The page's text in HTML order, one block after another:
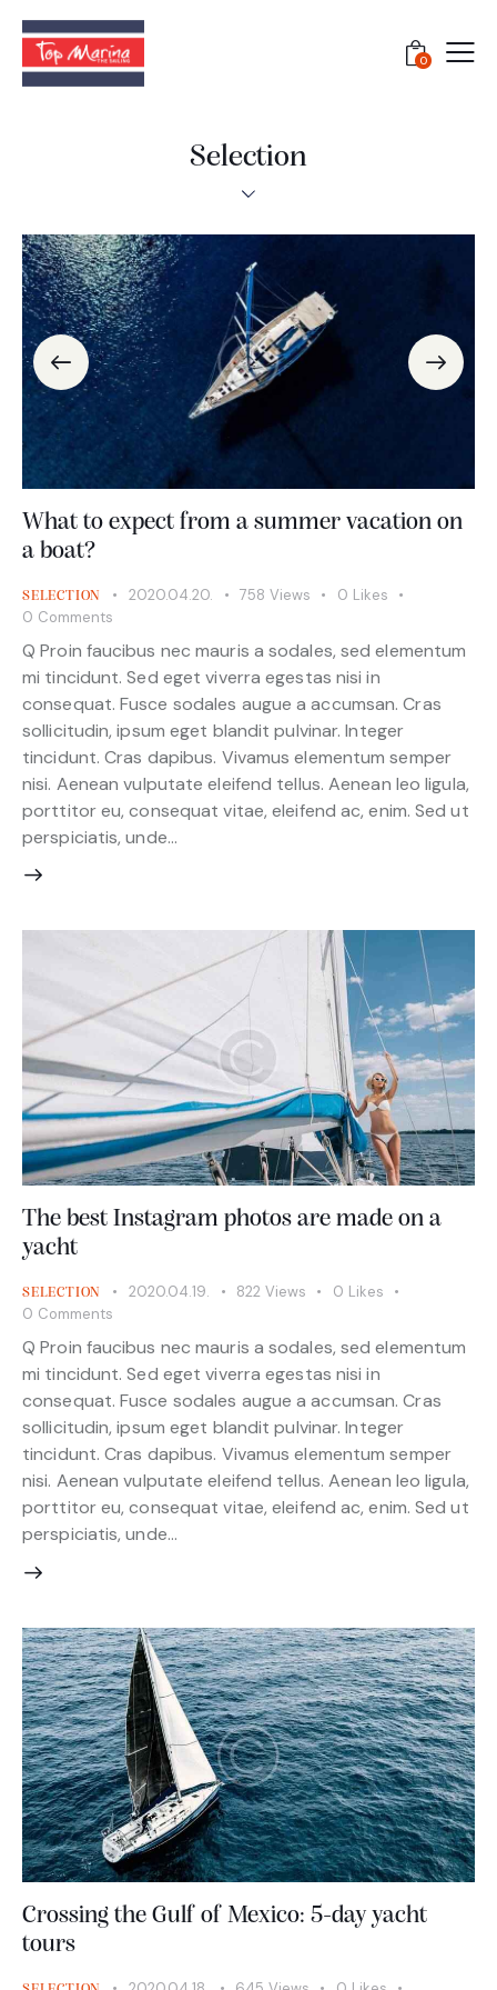
0
Selection
What to expect from a summer vacation on
a boat?
SELECTION 2020.04.20. 758 Views 0 Likes
0 Comments
Q Proin faucibus nec mauris a sodales, sed elementum
mi tincidunt. Sed eget viverra egestas nisi in
consequat. Fusce sodales augue a accumsan. Cras
sollicitudin, ipsum eget blandit pulvinar. Integer
tincidunt. Cras dapibus. Vivamus elementum semper
nisi. Aenean vulputate eleifend tellus. Aenean leo ligula,
porttitor eu, consequat vitae, eleifend ac, enim. Sed ut
perspiciatis, unde…
The best Instagram photos are made on a
yacht
SELECTION 2020.04.19. 822 Views 0 Likes
0 Comments
Q Proin faucibus nec mauris a sodales, sed elementum
mi tincidunt. Sed eget viverra egestas nisi in
consequat. Fusce sodales augue a accumsan. Cras
sollicitudin, ipsum eget blandit pulvinar. Integer
tincidunt. Cras dapibus. Vivamus elementum semper
nisi. Aenean vulputate eleifend tellus. Aenean leo ligula,
porttitor eu, consequat vitae, eleifend ac, enim. Sed ut
perspiciatis, unde…
Crossing the Gulf of Mexico: 5-day yacht
tours